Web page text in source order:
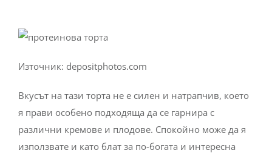
Източник: depositphotos.com
Вкусът на тази торта не е силен и натрапчив, което
я прави особено подходяща да се гарнира с
различни кремове и плодове. Спокойно може да я
използвате и като блат за по-богата и интересна